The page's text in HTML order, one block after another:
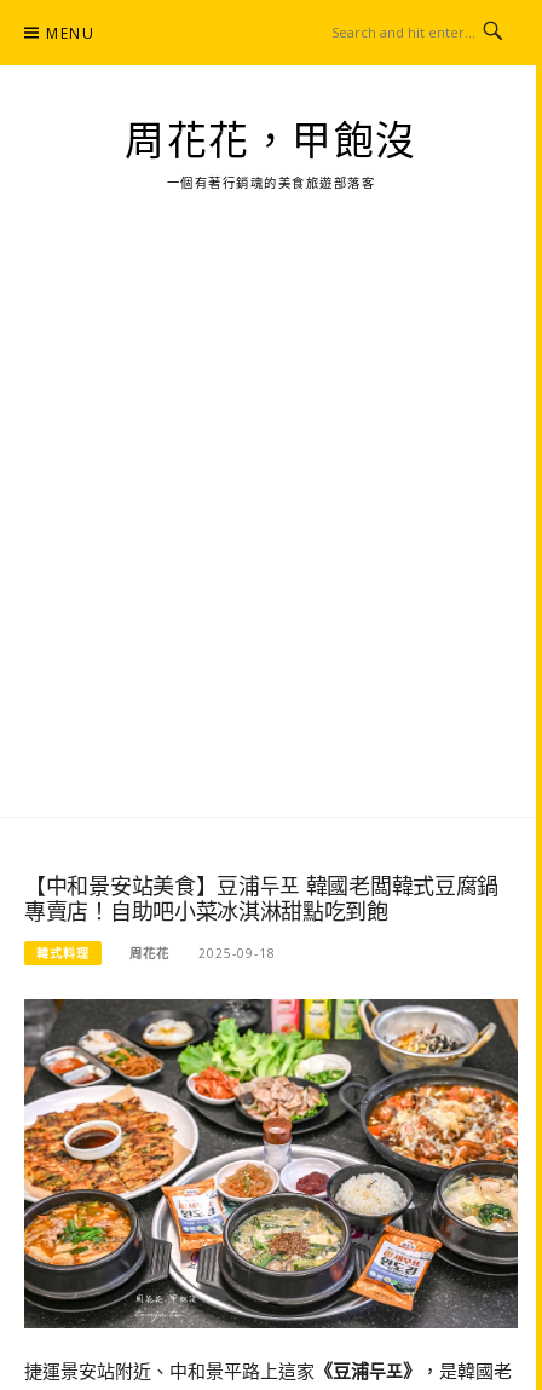
content
MENU
周花花，甲飽沒
一個有著行銷魂的美食旅遊部落客
【中和景安站美食】豆浦두포 韓國老闆韓式豆腐鍋
專賣店！自助吧小菜冰淇淋甜點吃到飽
韓式料理 周花花 2025-09-18
捷運景安站附近、中和景平路上這家 《豆浦두포》
，是韓國老